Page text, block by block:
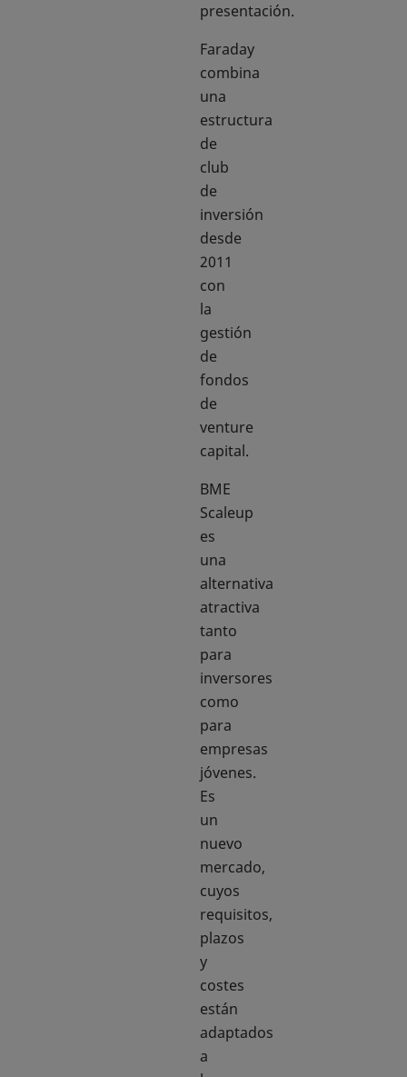
presentación.
Faraday
combina
una
estructura
de
club
de
inversión
desde
2011
con
la
gestión
de
fondos
de
venture
capital.
BME
Scaleup
es
una
alternativa
atractiva
tanto
para
inversores
como
para
empresas
jóvenes.
Es
un
nuevo
mercado,
cuyos
requisitos,
plazos
y
costes
están
adaptados
a